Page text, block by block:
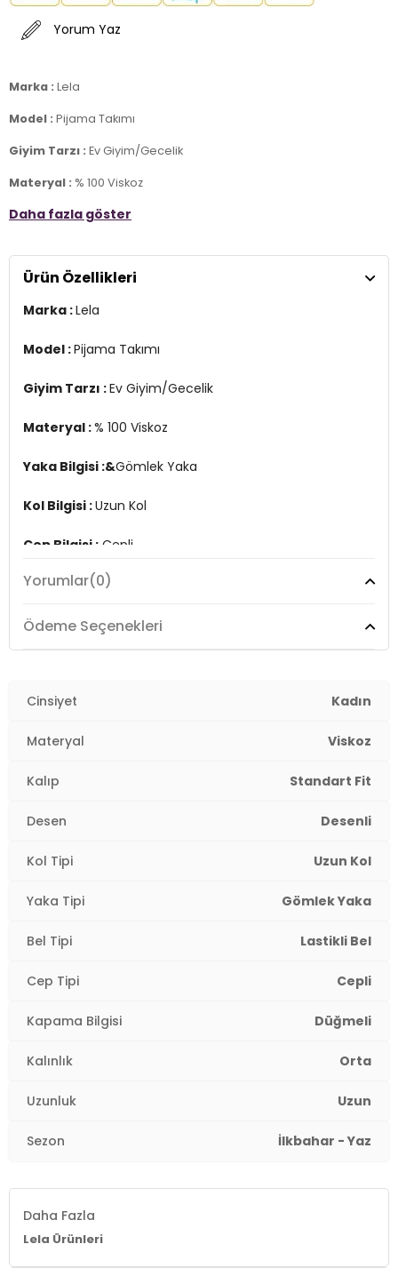
Yorum Yaz
Marka : Lela
Model : Pijama Takımı
Giyim Tarzı : Ev Giyim/Gecelik
Materyal : % 100 Viskoz
Yaka Bilgisi :&Gömlek Yaka
Cep Bilgisi :Cepli
Detay :Elastik bantlı bel
Manken Ölçüsü :
Kilo : 52 kg / Boy : 1.76 cm / Göğüs : 83 cm / Bel :
62 cm / Basen : 91 cm / Beden : S
YERLİ ÜRETİM
Daha fazla göster
Ürün Özellikleri
Marka :Lela
Model :Pijama Takımı
Giyim Tarzı :Ev Giyim/Gecelik
Materyal :% 100 Viskoz
Yaka Bilgisi :&Gömlek Yaka
Kol Bilgisi :Uzun Kol
Cep Bilgisi : Cepli
Detay :Elastik bantlı bel
Manken Ölçüsü :Kilo : 52 kg / Boy : 1.76 cm / Göğüs :
2DY611PT288.08
Yorumlar(0)
Ödeme Seçenekleri
Cinsiyet Kadın
Materyal Viskoz
Kalıp Standart Fit
Desen Desenli
Kol Tipi Uzun Kol
Yaka Tipi Gömlek Yaka
Bel Tipi Lastikli Bel
Cep Tipi Cepli
Kapama Bilgisi Düğmeli
Kalınlık Orta
Uzunluk Uzun
Sezon İlkbahar - Yaz
Daha Fazla
Lela Ürünleri